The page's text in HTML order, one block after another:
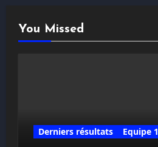
You Missed
Derniers résultats Equipe 1